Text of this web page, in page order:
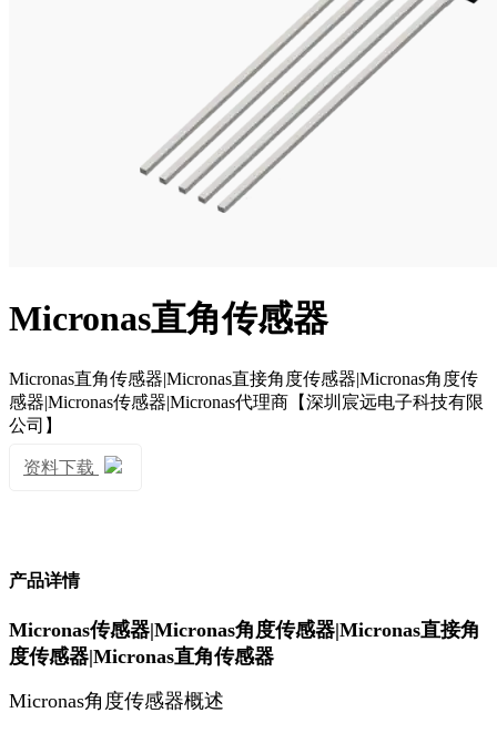
Micronas直角传感器
Micronas直角传感器|Micronas直接角度传感器|Micronas角度传
感器|Micronas传感器|Micronas代理商【深圳宸远电子科技有限
公司】
资料下载
产品详情
Micronas传感器|Micronas角度传感器|Micronas直接角
度传感器|Micronas直角传感器
Micronas角度传感器概述